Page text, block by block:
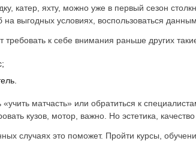
катер, яхту, можно уже в первый сезон
на выгодных условиях, воспользоваться
требовать к себе внимания раньше других
«учить матчасть» или обратиться к
кузов, мотор, важно. Но эстетика,
случаях это поможет. Пройти курсы,